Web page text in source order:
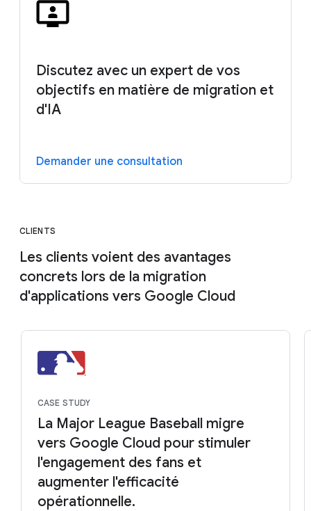
Discutez avec un expert de vos
objectifs en matière de migration et
d'IA
Demander une consultation
CLIENTS
Les clients voient des avantages
concrets lors de la migration
d'applications vers Google Cloud
CASE STUDY
La Major League Baseball migre
vers Google Cloud pour stimuler
l'engagement des fans et
augmenter l'efficacité
opérationnelle.